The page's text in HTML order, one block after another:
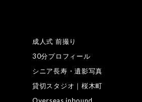
成人式 前撮り
30分プロフィール
シニア長寿・遺影写真
貸切スタジオ｜桜木町